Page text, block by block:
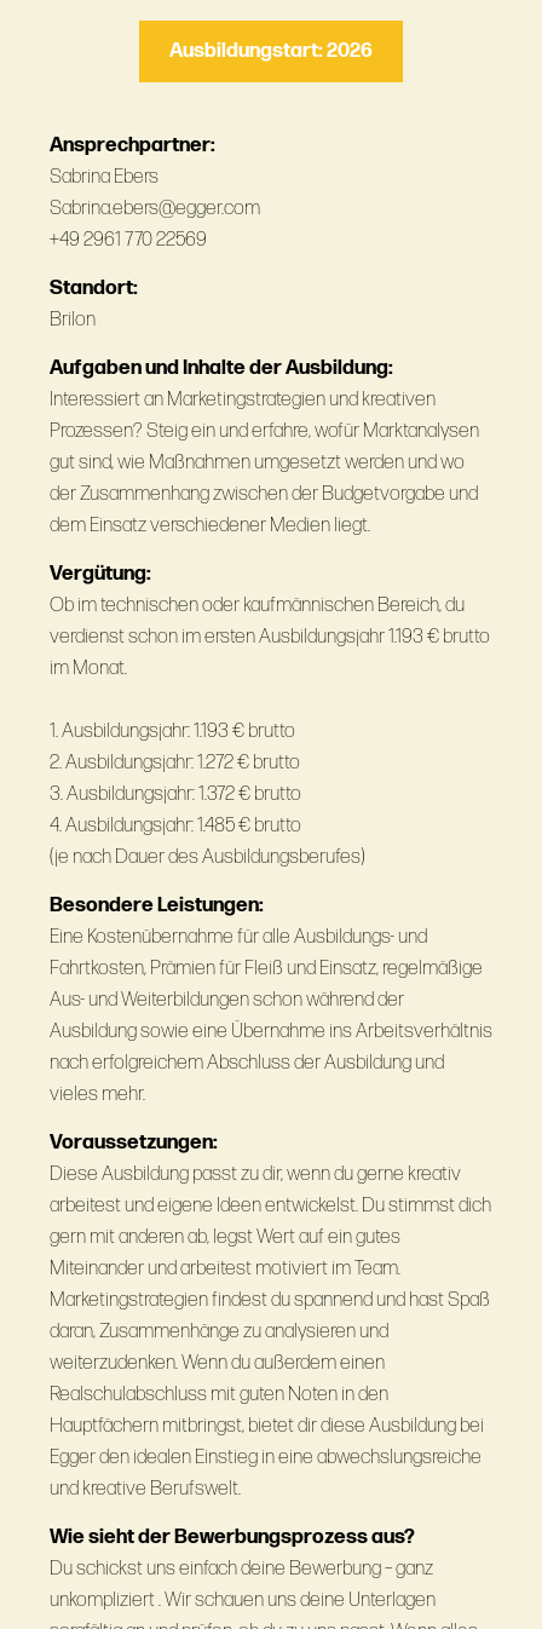
Ausbildungstart: 2026
Ansprechpartner:
Sabrina Ebers
Sabrina.ebers@egger.com
+49 2961 770 22569
Standort:
Brilon
Aufgaben und Inhalte der Ausbildung:
Interessiert an Marketingstrategien und kreativen
Prozessen? Steig ein und erfahre, wofür Marktanalysen
gut sind, wie Maßnahmen umgesetzt werden und wo
der Zusammenhang zwischen der Budgetvorgabe und
dem Einsatz verschiedener Medien liegt.
Vergütung:
Ob im technischen oder kaufmännischen Bereich, du
verdienst schon im ersten Ausbildungsjahr 1.193 € brutto
im Monat.
1. Ausbildungsjahr: 1.193 € brutto
2. Ausbildungsjahr: 1.272 € brutto
3. Ausbildungsjahr: 1.372 € brutto
4. Ausbildungsjahr: 1.485 € brutto
(je nach Dauer des Ausbildungsberufes)
Besondere Leistungen:
Eine Kostenübernahme für alle Ausbildungs- und
Fahrtkosten, Prämien für Fleiß und Einsatz, regelmäßige
Aus- und Weiterbildungen schon während der
Ausbildung sowie eine Übernahme ins Arbeitsverhältnis
nach erfolgreichem Abschluss der Ausbildung und
vieles mehr.
Voraussetzungen:
Diese Ausbildung passt zu dir, wenn du gerne kreativ
arbeitest und eigene Ideen entwickelst. Du stimmst dich
gern mit anderen ab, legst Wert auf ein gutes
Miteinander und arbeitest motiviert im Team.
Marketingstrategien findest du spannend und hast Spaß
daran, Zusammenhänge zu analysieren und
weiterzudenken. Wenn du außerdem einen
Realschulabschluss mit guten Noten in den
Hauptfächern mitbringst, bietet dir diese Ausbildung bei
Egger den idealen Einstieg in eine abwechslungsreiche
und kreative Berufswelt.
Wie sieht der Bewerbungsprozess aus?
Du schickst uns einfach deine Bewerbung – ganz
unkompliziert . Wir schauen uns deine Unterlagen